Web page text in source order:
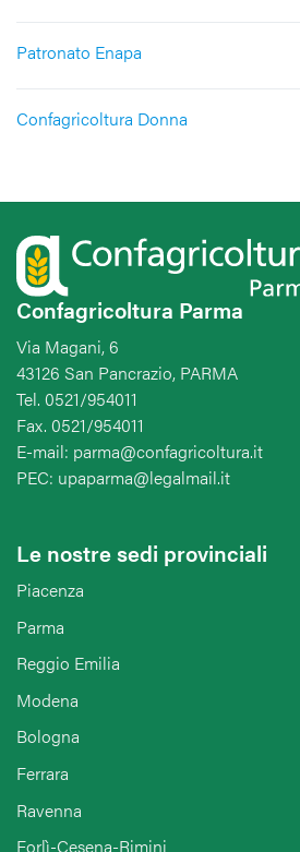
Patronato Enapa
Confagricoltura Donna
Confagricoltura Parma
Via Magani, 6
43126 San Pancrazio, PARMA
Tel. 0521/954011
Fax. 0521/954011
E-mail: parma@confagricoltura.it
PEC: upaparma@legalmail.it
Le nostre sedi provinciali
Piacenza
Parma
Reggio Emilia
Modena
Bologna
Ferrara
Ravenna
Forlì-Cesena-Rimini